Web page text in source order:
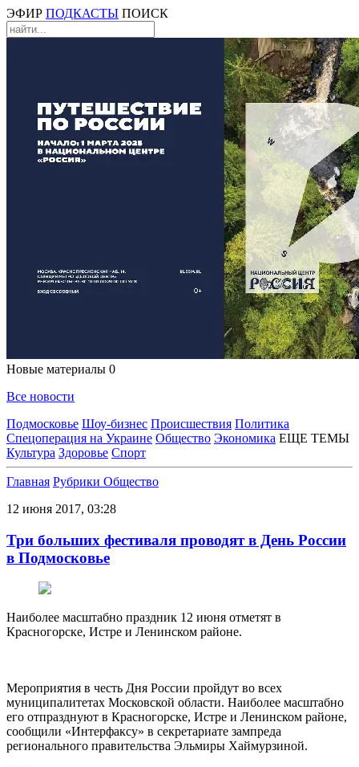
ЭФИР ПОДКАСТЫ ПОИСК
Новые материалы 0
Все новости
Подмосковье Шоу-бизнес Происшествия Политика
Спецоперация на Украине Общество Экономика ЕЩЕ ТЕМЫ
Культура Здоровье Спорт
Главная Рубрики Общество
12 июня 2017, 03:28
Три больших фестиваля проводят в День России
в Подмосковье
Наиболее масштабно праздник 12 июня отметят в
Красногорске, Истре и Ленинском районе.
Мероприятия в честь Дня России пройдут во всех
муниципалитетах Московской области. Наиболее масштабно
его отпразднуют в Красногорске, Истре и Ленинском районе,
сообщили «Интерфаксу» в секретариате зампреда
регионального правительства Эльмиры Хаймурзиной.